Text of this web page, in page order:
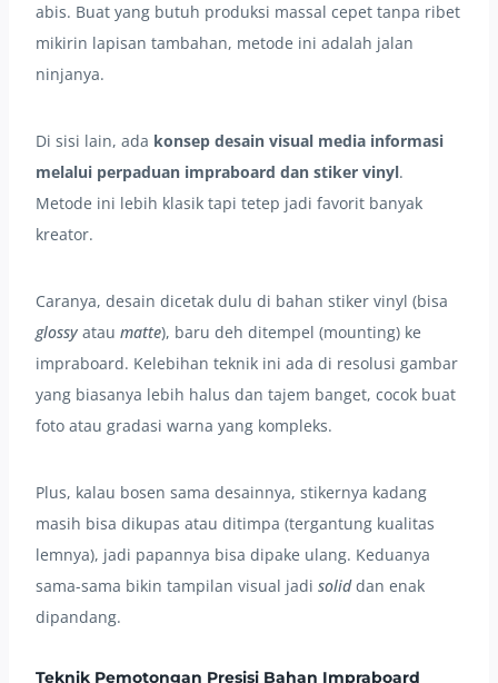
abis. Buat yang butuh produksi massal cepet tanpa ribet
mikirin lapisan tambahan, metode ini adalah jalan
ninjanya.
Di sisi lain, ada konsep desain visual media informasi
melalui perpaduan impraboard dan stiker vinyl.
Metode ini lebih klasik tapi tetep jadi favorit banyak
kreator.
Caranya, desain dicetak dulu di bahan stiker vinyl (bisa
glossy atau matte), baru deh ditempel (mounting) ke
impraboard. Kelebihan teknik ini ada di resolusi gambar
yang biasanya lebih halus dan tajem banget, cocok buat
foto atau gradasi warna yang kompleks.
Plus, kalau bosen sama desainnya, stikernya kadang
masih bisa dikupas atau ditimpa (tergantung kualitas
lemnya), jadi papannya bisa dipake ulang. Keduanya
sama-sama bikin tampilan visual jadi soliddan enak
dipandang.
Teknik Pemotongan Presisi Bahan Impraboard